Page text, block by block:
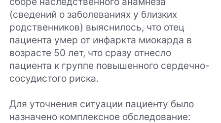
(сведений о заболеваниях у близких
родственников) выяснилось, что отец
пациента умер от инфаркта миокарда в
возрасте 50 лет, что сразу отнесло
пациента к группе повышенного сердечно-
сосудистого риска.
Для уточнения ситуации пациенту было
назначено комплексное обследование: